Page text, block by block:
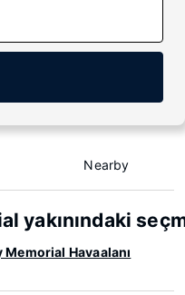
Nearby
yakınındaki
Havaalanı